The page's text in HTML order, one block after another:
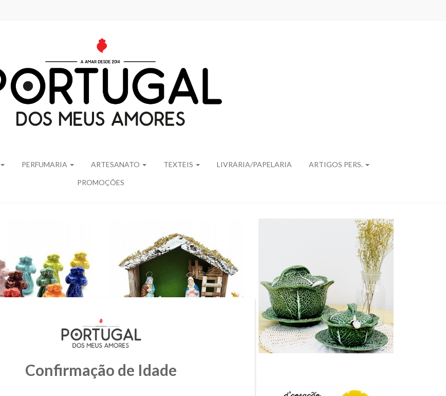
PERFUMARIA ARTESANATO TEXTEIS LIVRARIA/PAPELARIA ARTIGOS PERS.
PROMOÇÕES
SANTOS
5 Produtos
PRESÉPIOS
TRADICIONAIS
2 Produtos
LOIÇA UTILITÁRIA E
DECORATIVA
10 Produtos
Confirmação de Idade